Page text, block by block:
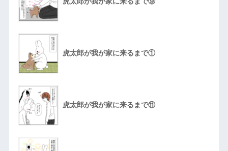
虎太郎が我が家に来るまで①
虎太郎が我が家に来るまで⑪